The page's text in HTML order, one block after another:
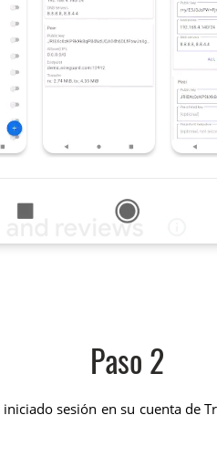
Paso 2
sesión en su cuenta de